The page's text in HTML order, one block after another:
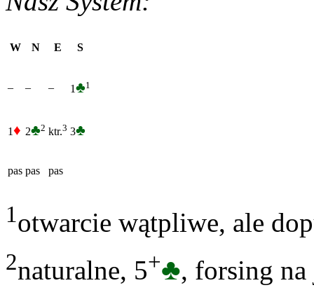
W N E S
– – – 1♣1
1♦ 2♣2 ktr.3 3♣
pas pas pas
1otwarcie wątpliwe, ale
2naturalne, 5+♣, forsing na